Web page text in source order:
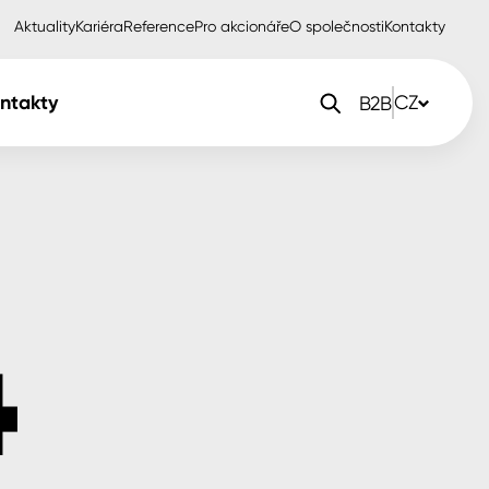
AktualityKariéraReferencePro akcionářeO společnostiKontakty
B2BCZ